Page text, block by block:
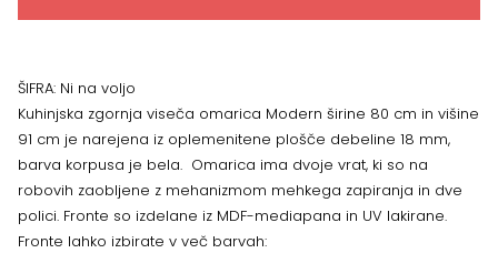
dvoja
,VEČ
BARV
količina
ŠIFRA: Ni na voljo
Kuhinjska zgornja viseča omarica Modern širine 80 cm in višine
91 cm je narejena iz oplemenitene plošče debeline 18 mm,
barva korpusa je bela. Omarica ima dvoje vrat, ki so na
robovih zaobljene z mehanizmom mehkega zapiranja in dve
polici. Fronte so izdelane iz MDF-mediapana in UV lakirane.
Fronte lahko izbirate v več barvah: